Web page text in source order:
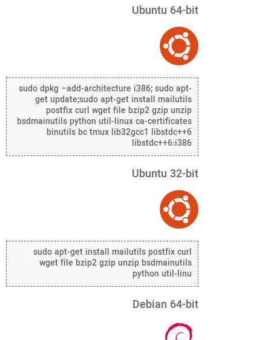
Ubuntu 64-bit
sudo dpkg –add-architecture i386; sudo apt-
get update;sudo apt-get install mailutils
postfix curl wget file bzip2 gzip unzip
bsdmainutils python util-linux ca-certificates
binutils bc tmux lib32gcc1 libstdc++6
libstdc++6:i386
Ubuntu 32-bit
sudo apt-get install mailutils postfix curl
wget file bzip2 gzip unzip bsdmainutils
python util-linu
Debian 64-bit